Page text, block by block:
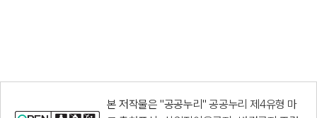
본 저작물은 "공공누리"공공누리 제4유형 마